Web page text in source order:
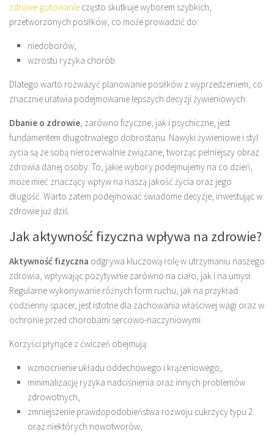
zdrowe gotowanie często skutkuje wyborem szybkich,
przetworzonych posiłków, co może prowadzić do:
niedoborów,
wzrostu ryzyka chorób.
Dlatego warto rozważyć planowanie posiłków z wyprzedzeniem, co
znacznie ułatwia podejmowanie lepszych decyzji żywieniowych.
Dbanie o zdrowie, zarówno fizyczne, jak i psychiczne, jest
fundamentem długotrwałego dobrostanu. Nawyki żywieniowe i styl
życia są ze sobą nierozerwalnie związane, tworząc pełniejszy obraz
zdrowia danej osoby. To, jakie wybory podejmujemy na co dzień,
może mieć znaczący wpływ na naszą jakość życia oraz jego
długość. Warto zatem podejmować świadome decyzje, inwestując w
zdrowie już dziś.
Jak aktywność fizyczna wpływa na zdrowie?
Aktywność fizyczna odgrywa kluczową rolę w utrzymaniu naszego
zdrowia, wpływając pozytywnie zarówno na ciało, jak i na umysł.
Regularne wykonywanie różnych form ruchu, jak na przykład
codzienny spacer, jest istotne dla zachowania właściwej wagi oraz w
ochronie przed chorobami sercowo-naczyniowymi.
Korzyści płynące z ćwiczeń obejmują:
wzmocnienie układu oddechowego i krążeniowego,
minimalizację ryzyka nadciśnienia oraz innych problemów
zdrowotnych,
zmniejszenie prawdopodobieństwa rozwoju cukrzycy typu 2
oraz niektórych nowotworów,